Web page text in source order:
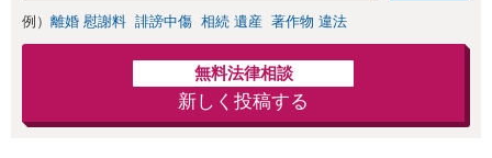
例） 離婚 慰謝料 誹謗中傷 相続 遺産 著作物 違法
無料法律相談
新しく投稿する